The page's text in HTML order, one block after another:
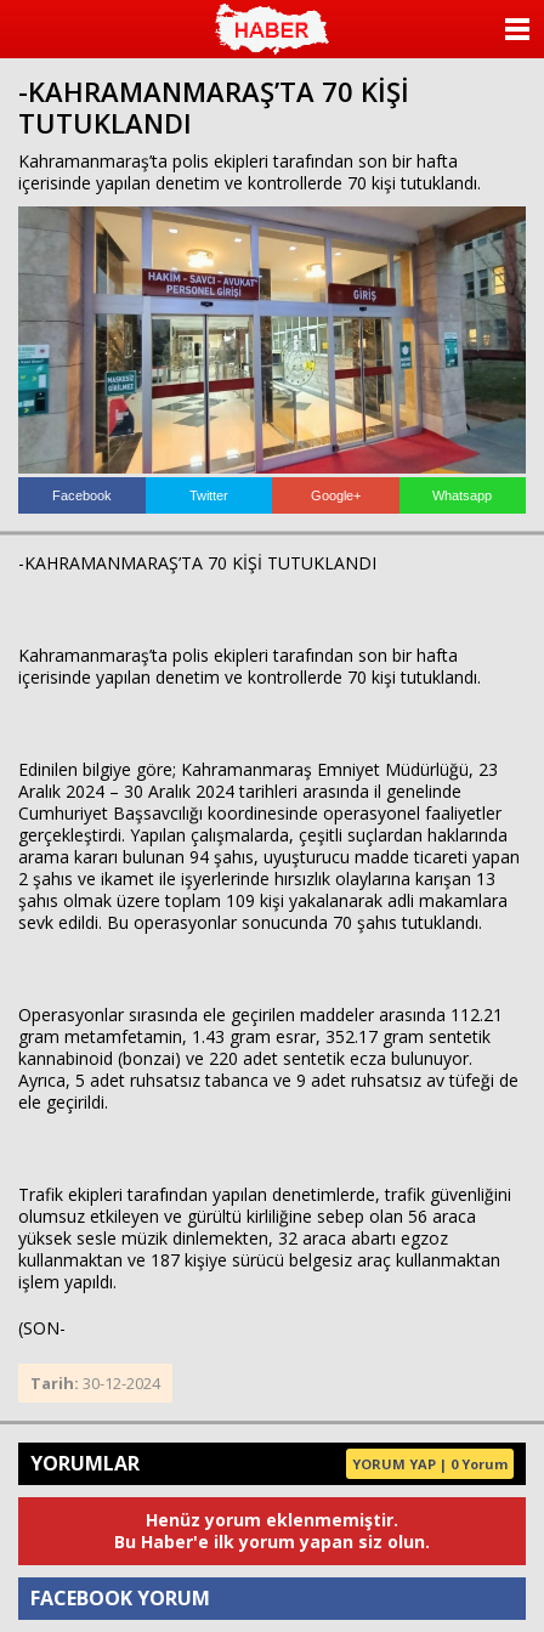
-KAHRAMANMARAŞ’TA 70 KİŞİ
TUTUKLANDI
Kahramanmaraş’ta polis ekipleri tarafından son bir hafta
içerisinde yapılan denetim ve kontrollerde 70 kişi tutuklandı.
Facebook Twitter Google+ Whatsapp
-KAHRAMANMARAŞ’TA 70 KİŞİ TUTUKLANDI
Kahramanmaraş’ta polis ekipleri tarafından son bir hafta
içerisinde yapılan denetim ve kontrollerde 70 kişi tutuklandı.
Edinilen bilgiye göre; Kahramanmaraş Emniyet Müdürlüğü, 23
Aralık 2024 – 30 Aralık 2024 tarihleri arasında il genelinde
Cumhuriyet Başsavcılığı koordinesinde operasyonel faaliyetler
gerçekleştirdi. Yapılan çalışmalarda, çeşitli suçlardan haklarında
arama kararı bulunan 94 şahıs, uyuşturucu madde ticareti yapan
2 şahıs ve ikamet ile işyerlerinde hırsızlık olaylarına karışan 13
şahıs olmak üzere toplam 109 kişi yakalanarak adli makamlara
sevk edildi. Bu operasyonlar sonucunda 70 şahıs tutuklandı.
Operasyonlar sırasında ele geçirilen maddeler arasında 112.21
gram metamfetamin, 1.43 gram esrar, 352.17 gram sentetik
kannabinoid (bonzai) ve 220 adet sentetik ecza bulunuyor.
Ayrıca, 5 adet ruhsatsız tabanca ve 9 adet ruhsatsız av tüfeği de
ele geçirildi.
Trafik ekipleri tarafından yapılan denetimlerde, trafik güvenliğini
olumsuz etkileyen ve gürültü kirliliğine sebep olan 56 araca
yüksek sesle müzik dinlemekten, 32 araca abartı egzoz
kullanmaktan ve 187 kişiye sürücü belgesiz araç kullanmaktan
işlem yapıldı.
(SON-
Tarih: 30-12-2024
YORUMLAR YORUM YAP | 0 Yorum
Henüz yorum eklenmemiştir.
Bu Haber'e ilk yorum yapan siz olun.
FACEBOOK YORUM
KATEGORİLER
ANKETLER
FOTO GALERİ
VİDEO GALERİ
KÜNYE
İLETİŞİM